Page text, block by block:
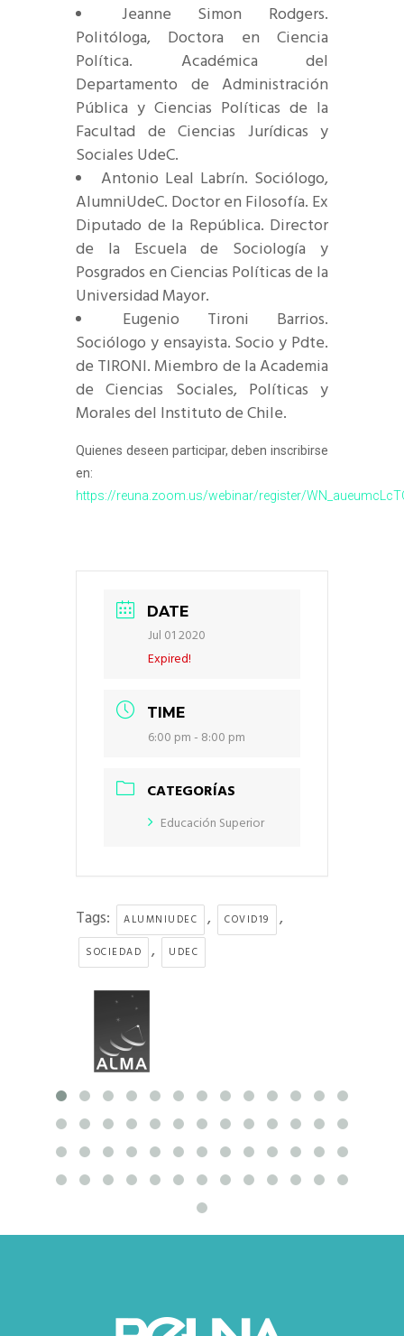
Jeanne Simon Rodgers.
Politóloga, Doctora en Ciencia
Política. Académica del
Departamento de Administración
Pública y Ciencias Políticas de la
Facultad de Ciencias Jurídicas y
Sociales UdeC.
Antonio Leal Labrín. Sociólogo,
AlumniUdeC. Doctor en Filosofía. Ex
Diputado de la República. Director
de la Escuela de Sociología y
Posgrados en Ciencias Políticas de la
Universidad Mayor.
Eugenio Tironi Barrios.
Sociólogo y ensayista. Socio y Pdte.
de TIRONI. Miembro de la Academia
de Ciencias Sociales, Políticas y
Morales del Instituto de Chile.
Quienes deseen participar, deben inscribirse
en:
https://reuna.zoom.us/webinar/register/
DATE
Jul 01 2020
Expired!
TIME
6:00 pm - 8:00 pm
CATEGORÍAS
Educación Superior
Tags: ALUMNIUDEC , COVID19 ,
SOCIEDAD , UDEC